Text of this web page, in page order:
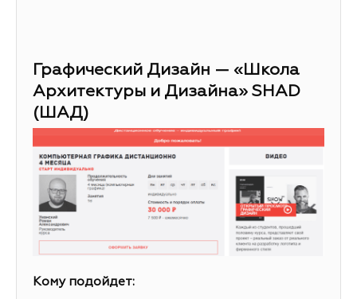
Графический Дизайн — «Школа
Архитектуры и Дизайна» SHAD
(ШАД)
Кому подойдет: